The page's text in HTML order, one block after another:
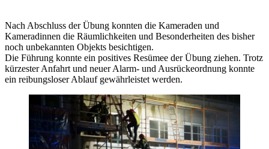
Nach Abschluss der Übung konnten die Kameraden und
Kameradinnen die Räumlichkeiten und Besonderheiten des bisher
noch unbekannten Objekts besichtigen.
Die Führung konnte ein positives Resümee der Übung ziehen. Trotz
kürzester Anfahrt und neuer Alarm- und Ausrückeordnung konnte
ein reibungsloser Ablauf gewährleistet werden.